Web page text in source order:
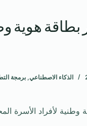
هوية
الذكاء الاصطناعي, برمجة
لأفراد الأسرة